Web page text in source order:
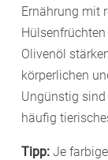
Ernährung mit
Olivenöl
körperlichen
Ungünstig
häufig
Tipp: Je